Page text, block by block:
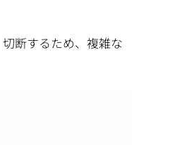
断するため、複雑な